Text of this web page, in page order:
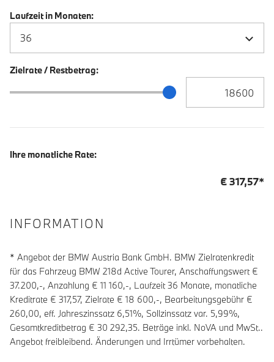
Laufzeit in Monaten:
Zielrate / Restbetrag:
Zielrate / Restbetrag Schieberegler
Ihre monatliche Rate:
€317,57*
INFORMATION
* Angebot der BMW Austria Bank GmbH. BMW Zielratenkredit
für das Fahrzeug BMW 218d Active Tourer, Anschaffungswert €
37.200,-, Anzahlung € 11 160,-, Laufzeit36 Monate, monatliche
Kreditrate € 317,57, Zielrate € 18 600,-, Bearbeitungsgebühr €
260,00, eff. Jahreszinssatz 6,51%, Sollzinssatz var. 5,99%,
Gesamtkreditbetrag € 30 292,35. Beträge inkl. NoVA und MwSt..
Angebot freibleibend. Änderungen und Irrtümer vorbehalten.